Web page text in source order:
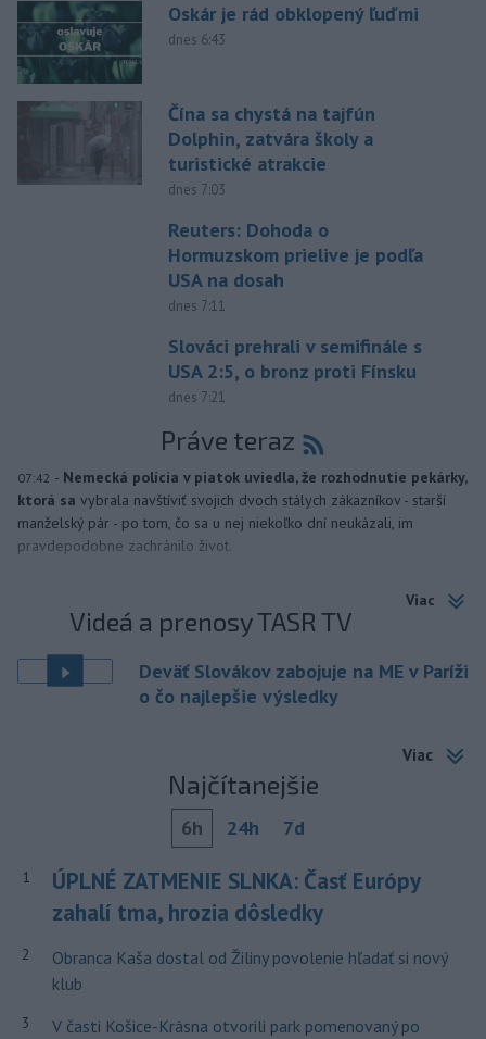
Oskár je rád obklopený ľuďmi
dnes 6:43
Čína sa chystá na tajfún
Dolphin, zatvára školy a
turistické atrakcie
dnes 7:03
Reuters: Dohoda o
Hormuzskom prielive je podľa
USA na dosah
dnes 7:11
Slováci prehrali v semifinále s
USA 2:5, o bronz proti Fínsku
dnes 7:21
Práve teraz
07:42 - Nemecká polícia v piatok uviedla, že rozhodnutie pekárky,
ktorá sa vybrala navštíviť svojich dvoch stálych zákazníkov - starší
manželský pár - po tom, čo sa u nej niekoľko dní neukázali, im
pravdepodobne zachránilo život.
Viac
Videá a prenosy TASR TV
Deväť Slovákov zabojuje na ME v Paríži
o čo najlepšie výsledky
Viac
Najčítanejšie
6h 24h 7d
1
ÚPLNÉ ZATMENIE SLNKA: Časť Európy
zahalí tma, hrozia dôsledky
2
Obranca Kaša dostal od Žiliny povolenie hľadať si nový
klub
3
V časti Košice-Krásna otvorili park pomenovaný po